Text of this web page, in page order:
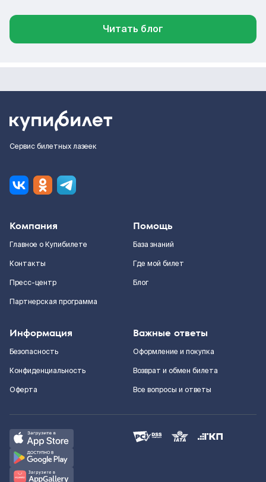
Читать блог
Сервис билетных лазеек
Компания
Главное о Купибилете
Контакты
Пресс-центр
Партнерская программа
Помощь
База знаний
Где мой билет
Блог
Информация
Безопасность
Конфиденциальность
Оферта
Важные ответы
Оформление и покупка
Возврат и обмен билета
Все вопросы и ответы